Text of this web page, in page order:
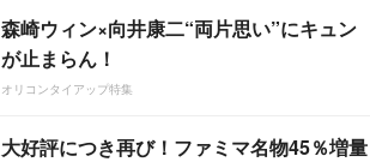
森崎ウィン×向井康二“両片思い”にキュン
が止まらん！
オリコンタイアップ特集
大好評につき再び！ファミマ名物45％増量